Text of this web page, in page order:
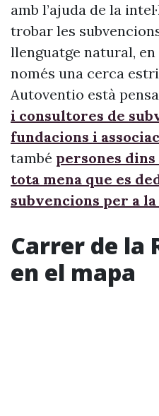
amb l’ajuda de la
trobar les
llenguatge natural,
només una cerca
Autoventio està
i consultores de
fundacions i
també persones dins
tota mena que es
subvencions per a
Carrer de la
en el mapa